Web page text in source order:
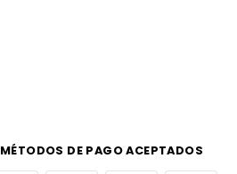
MÉTODOS DE PAGO ACEPTADOS